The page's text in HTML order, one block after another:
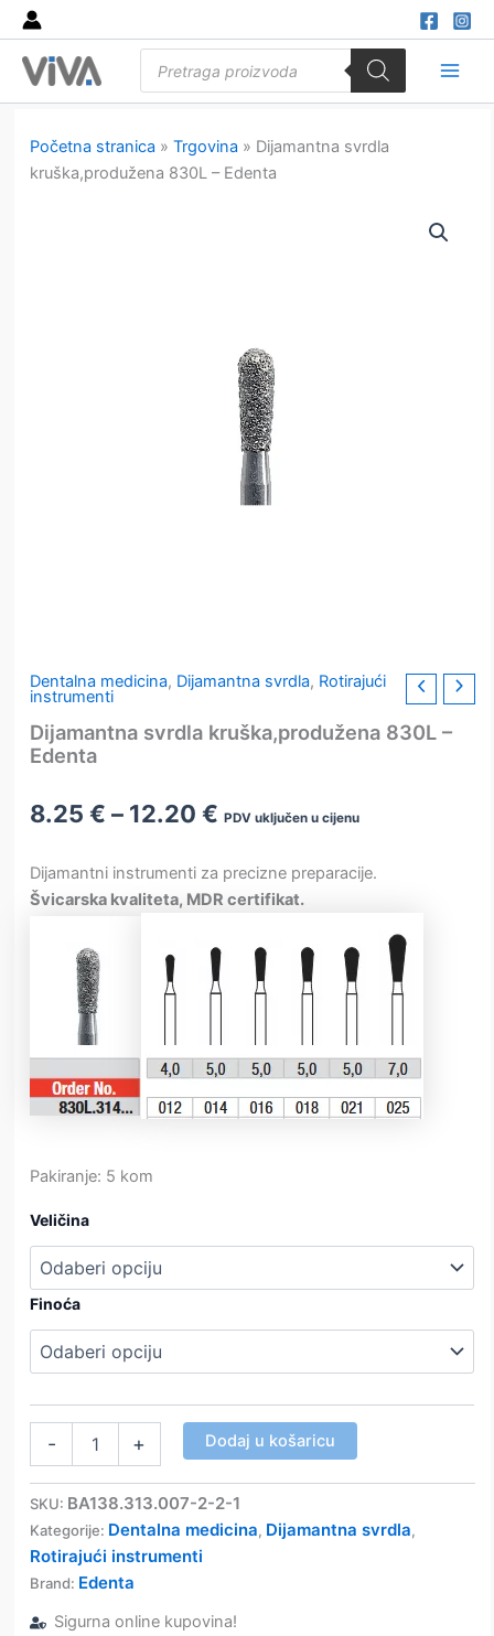
Skip
to
content
search
Početna stranica »Trgovina » Dijamantna svrdla
kruška,produžena 830L – Edenta
Dentalna medicina, Dijamantna svrdla, Rotirajući
instrumenti
Dijamantna svrdla kruška,produžena 830L –
Edenta
8.25€ – 12.20€ Raspon
od
8.25 €
12.20 €
PDV uključen u cijenu
Dijamantni instrumenti za precizne preparacije.
Švicarska kvaliteta, MDR certifikat.
Pakiranje: 5 kom
Veličina
Finoća
-
830L
Edenta
količina
+ Dodaj u košaricu
SKU: BA138.313.007-2-2-1
Kategorije: Dentalna medicina, Dijamantna svrdla,
Rotirajući instrumenti
Brand: Edenta
Sigurna online kupovina!